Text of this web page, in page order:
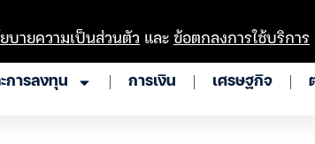
การลงทุน การเงิน เศรษฐกิจ
บายความเป็นส่วนตัว และข้อตกลงการใช้บริการ